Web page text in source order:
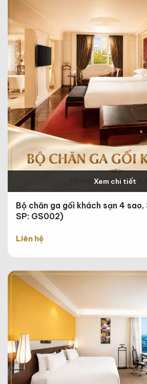
Xem chi tiết
Bộ chăn ga gối khách sạn 4 sao,
SP: GS002)
Liên hệ